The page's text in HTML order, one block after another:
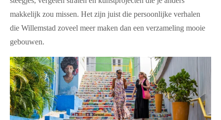
makkelijk zou missen. Het zijn juist die persoonlijke verhalen
die Willemstad zoveel meer maken dan een verzameling mooie
gebouwen.